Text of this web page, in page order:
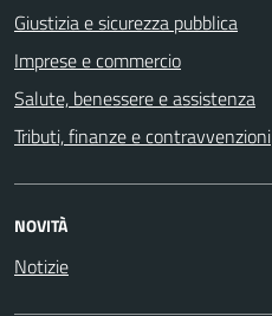
Giustizia e sicurezza pubblica
Imprese e commercio
Salute, benessere e assistenza
Tributi, finanze e contravvenzioni
NOVITÀ
Notizie